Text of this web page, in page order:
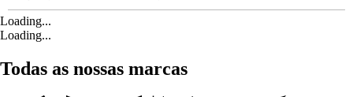
Loading...
Loading...
Todas as nossas marcas